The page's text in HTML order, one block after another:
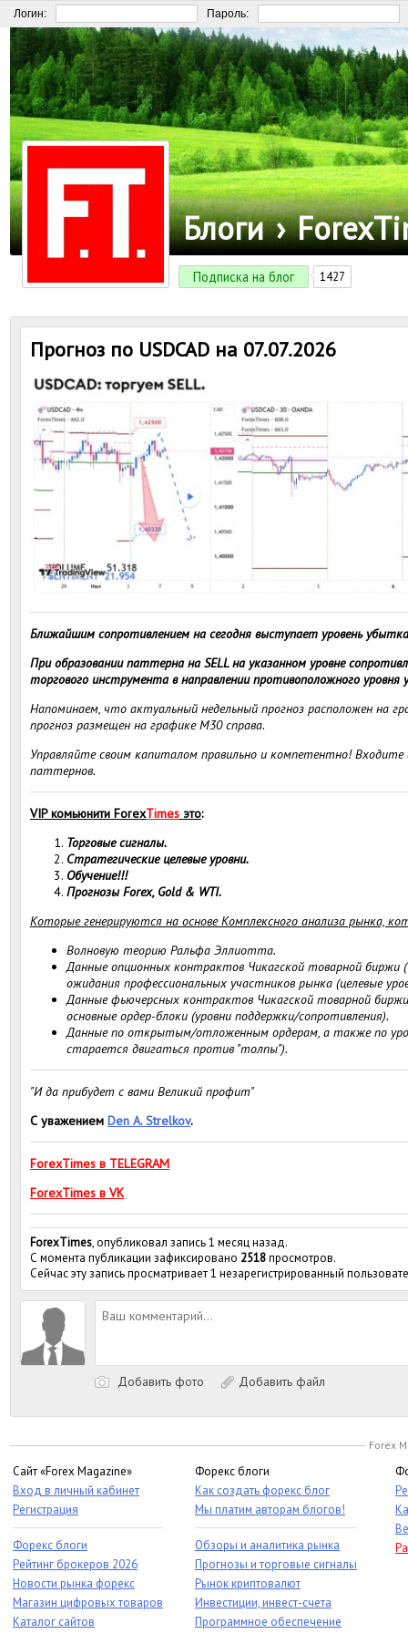
Логин: Пароль:
Блоги ›
Подписка на блог 1427
Прогноз по USDCAD на 07.07.2026
Ближайшим сопротивлением на сегодня выступает уровень
При образовании паттерна на SELL на указанном уровне
торгового инструмента в направлении противоположного
Напоминаем, что актуальный недельный прогноз расположен на
прогноз размещен на графике M30 справа.
Управляйте своим капиталом правильно и компетентно! Входите
паттернов.
VIP комьюнити ForexTimes это:
Торговые сигналы.
Стратегические целевые уровни.
Обучение!!!
Прогнозы Forex, Gold & WTI.
Которые генерируются на основе Комплексного анализа рынка,
Волновую теорию Ральфа Эллиотта.
Данные опционных контрактов Чикагской товарной
ожидания профессиональных участников рынка (целевые
Данные фьючерсных контрактов Чикагской товарной
основные ордер-блоки (уровни поддержки/сопротивления).
Данные по открытым/отложенным ордерам, а также по
старается двигаться против "толпы").
"И да прибудет с вами Великий профит"
С уважением Den A. Strelkov.
ForexTimes в TELEGRAM
ForexTimes в VK
ForexTimes, опубликовал запись 1 месяц назад.
С момента публикации зафиксировано 2518просмотров.
Сейчас эту запись просматривает 1 незарегистрированный
Добавить фото Добавить файл
Forex
Сайт «Forex Magazine»
Вход в личный кабинет
Регистрация
Форекс блоги
Рейтинг брокеров 2026
Новости рынка форекс
Магазин цифровых товаров
Каталог сайтов
Форекс блоги
Как создать форекс блог
Мы платим авторам блогов!
Обзоры и аналитика рынка
Прогнозы и торговые сигналы
Рынок криптовалют
Инвестиции, инвест-счета
Программное обеспечение